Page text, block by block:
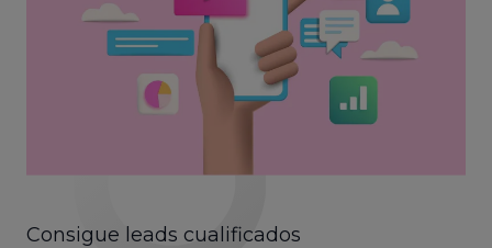
Consigue leads cualificados